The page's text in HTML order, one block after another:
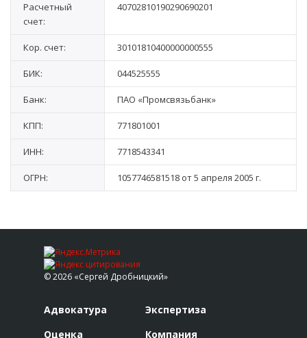
Расчетный
счет:
40702810190290690201
Кор. счет: 30101810400000000555
БИК: 044525555
Банк: ПАО «Промсвязьбанк»
КПП: 771801001
ИНН: 7718543341
ОГРН: 1057746581518 от 5 апреля 2005 г.
© 2026 «Сергей Дробницкий»
Адвокатура
Экспертиза
Оценка
Компания